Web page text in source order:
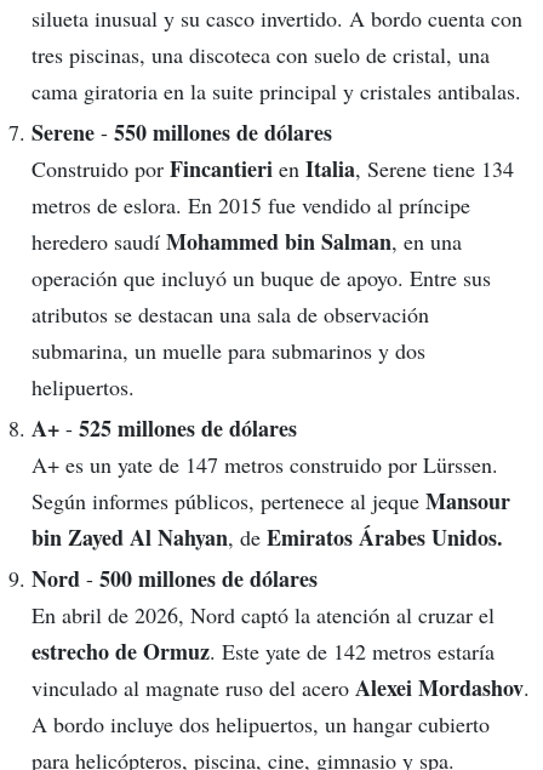
silueta inusual y su casco invertido. A bordo cuenta con
tres piscinas, una discoteca con suelo de cristal, una
cama giratoria en la suite principal y cristales antibalas.
Serene - 550 millones de dólares
Construido por Fincantieri en Italia, Serene tiene 134
metros de eslora. En 2015 fue vendido al príncipe
heredero saudí Mohammed bin Salman, en una
operación que incluyó un buque de apoyo. Entre sus
atributos se destacan una sala de observación
submarina, un muelle para submarinos y dos
helipuertos.
A+ - 525 millones de dólares
A+ es un yate de 147 metros construido por Lürssen.
Según informes públicos, pertenece al jeque Mansour
bin Zayed Al Nahyan, de Emiratos Árabes Unidos.
Nord - 500 millones de dólares
En abril de 2026, Nord captó la atención al cruzar el
estrecho de Ormuz. Este yate de 142 metros estaría
vinculado al magnate ruso del acero Alexei Mordashov.
A bordo incluye dos helipuertos, un hangar cubierto
para helicópteros, piscina, cine, gimnasio y spa.